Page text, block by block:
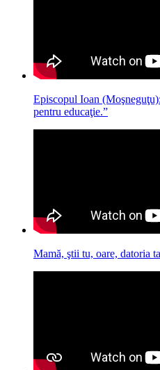
Episcopul Ioan
pentru educaţie.”
Mamă, ştii tu, oare, datoria